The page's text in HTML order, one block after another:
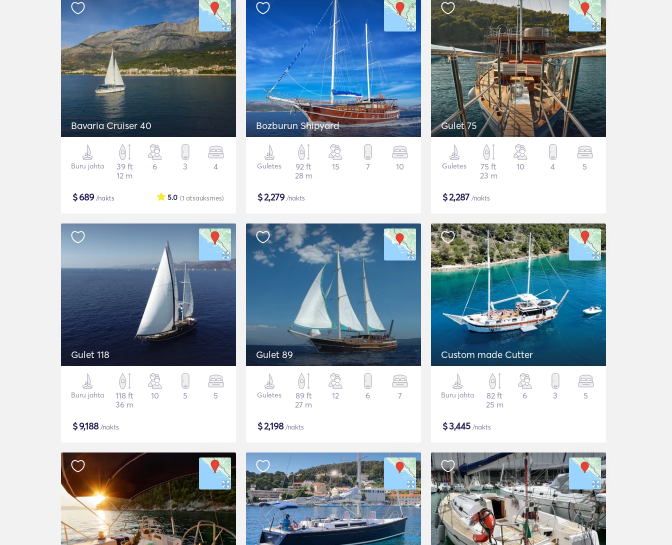
Bavaria Cruiser 40
Buru jahta
39 ft
12 m
6 3 4
$689/nakts (1 atsauksmes)
5.0
Bozburun Shipyard
Guletes
92 ft
28 m
15 7 10
$2,279/nakts
Gulet 75
Guletes
75 ft
23 m
10 4 5
$2,287 /nakts
Gulet 118
Buru jahta
118 ft
36 m
10 5 5
$9,188/nakts
Gulet 89
Guletes
89 ft
27 m
12 6 7
$2,198/nakts
Custom made Cutter
Buru jahta
82 ft
25 m
6 3 5
$3,445 /nakts